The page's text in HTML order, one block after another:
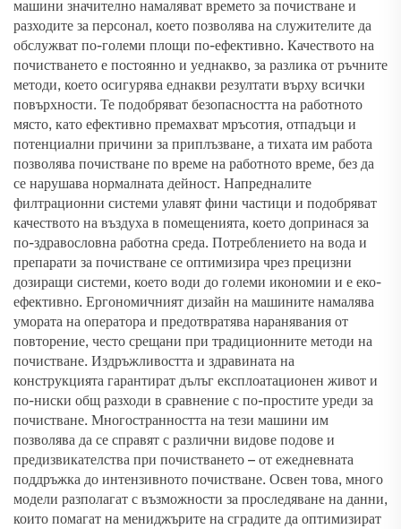
машини значително намаляват времето за почистване и
разходите за персонал, което позволява на служителите да
обслужват по-големи площи по-ефективно. Качеството на
почистването е постоянно и уеднакво, за разлика от ръчните
методи, което осигурява еднакви резултати върху всички
повърхности. Те подобряват безопасността на работното
място, като ефективно премахват мръсотия, отпадъци и
потенциални причини за приплъзване, а тихата им работа
позволява почистване по време на работното време, без да
се нарушава нормалната дейност. Напредналите
филтрационни системи улавят фини частици и подобряват
качеството на въздуха в помещенията, което допринася за
по-здравословна работна среда. Потреблението на вода и
препарати за почистване се оптимизира чрез прецизни
дозиращи системи, което води до големи икономии и е еко-
ефективно. Ергономичният дизайн на машините намалява
умората на оператора и предотвратява наранявания от
повторение, често срещани при традиционните методи на
почистване. Издръжливостта и здравината на
конструкцията гарантират дълъг експлоатационен живот и
по-ниски общ разходи в сравнение с по-простите уреди за
почистване. Многостранността на тези машини им
позволява да се справят с различни видове подове и
предизвикателства при почистването – от ежедневната
поддръжка до интензивното почистване. Освен това, много
модели разполагат с възможности за проследяване на данни,
които помагат на мениджърите на сградите да оптимизират